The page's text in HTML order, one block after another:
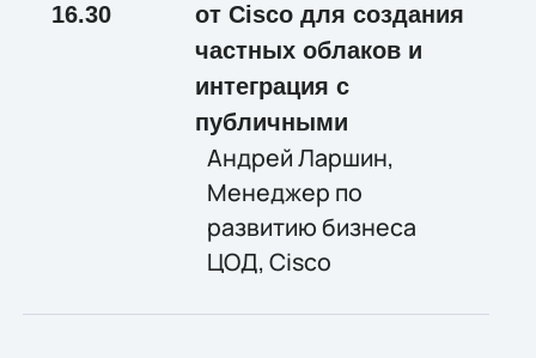
16.30
от Cisco для создания
частных облаков и
интеграция с
публичными
Андрей Ларшин,
Менеджер по
развитию бизнеса
ЦОД, Cisco